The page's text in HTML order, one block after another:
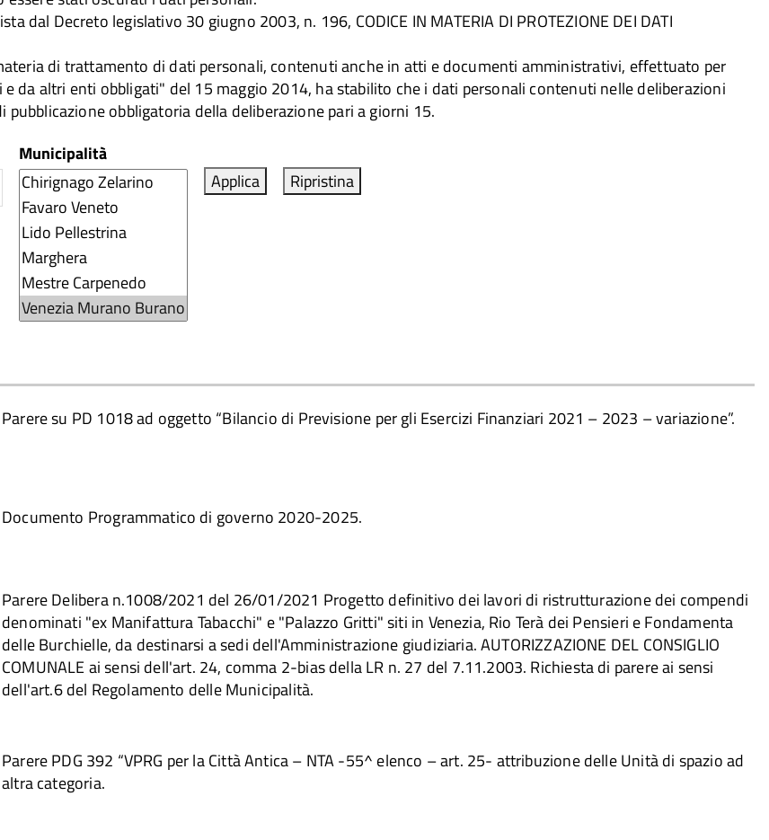
dal Decreto legislativo 30 giugno 2003, n. 196, CODICE IN MATERIA DI PROTEZIONE DEI DATI
di trattamento di dati personali, contenuti anche in atti e documenti amministrativi, effettuato per
da altri enti obbligati" del 15 maggio 2014, ha stabilito che i dati personali contenuti nelle deliberazioni
obbligatoria della deliberazione pari a giorni 15.
Municipalità
Parere su PD 1018 ad oggetto “Bilancio di Previsione per gli Esercizi Finanziari 2021 – 2023 – variazione”.
Documento Programmatico di governo 2020-2025.
Parere Delibera n.1008/2021 del 26/01/2021 Progetto definitivo dei lavori di ristrutturazione dei compendi
denominati "ex Manifattura Tabacchi" e "Palazzo Gritti" siti in Venezia, Rio Terà dei Pensieri e Fondamenta
delle Burchielle, da destinarsi a sedi dell'Amministrazione giudiziaria. AUTORIZZAZIONE DEL CONSIGLIO
COMUNALE ai sensi dell'art. 24, comma 2-bias della LR n. 27 del 7.11.2003. Richiesta di parere ai sensi
dell'art.6 del Regolamento delle Municipalità.
Parere PDG 392 “VPRG per la Città Antica – NTA -55^ elenco – art. 25- attribuzione delle Unità di spazio ad
altra categoria.